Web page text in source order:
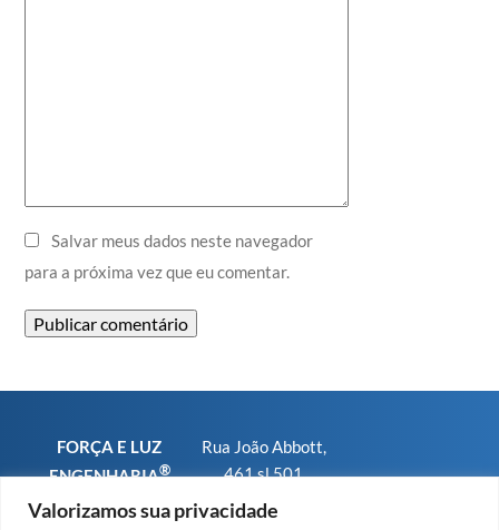
Valorizamos sua privacidade
Salvar meus dados neste navegador
para a próxima vez que eu comentar.
FORÇA E LUZ
ENGENHARIA®
Rua João Abbott,
461 sl 501
Bairro Petrópolis